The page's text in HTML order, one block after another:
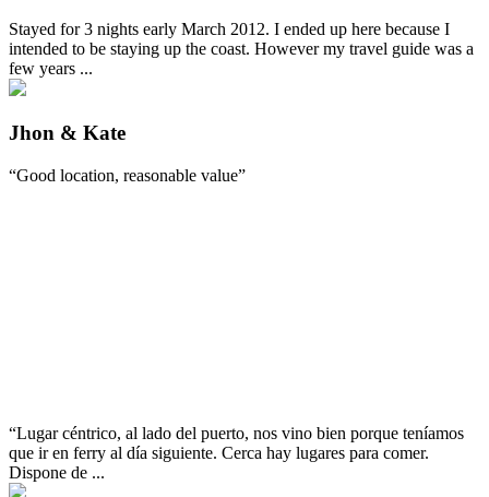
Stayed for 3 nights early March 2012. I ended up here because I
intended to be staying up the coast. However my travel guide was a
few years ...
Jhon & Kate
“Good location, reasonable value”
“Lugar céntrico, al lado del puerto, nos vino bien porque teníamos
que ir en ferry al día siguiente. Cerca hay lugares para comer.
Dispone de ...